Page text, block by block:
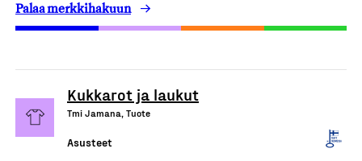
Palaa merkkihakuun
Kukkarot ja laukut
Tmi Jamana, Tuote
Asusteet